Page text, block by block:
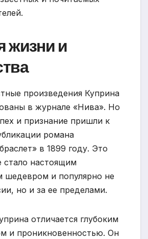
жизни и
произведения Куприна
в журнале «Нива». Но
и признание пришли к
романа
в 1899 году. Это
стало настоящим
шедевром и популярно не
но и за ее пределами.
отличается глубоким
и проникновенностью. Он